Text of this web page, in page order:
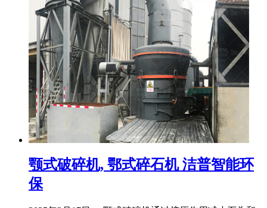
颚式破碎机, 鄂式碎石机 洁普智能环
保